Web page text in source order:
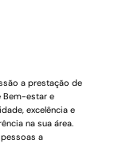
a prestação de
Bem-estar e
excelência e
na sua área.
a